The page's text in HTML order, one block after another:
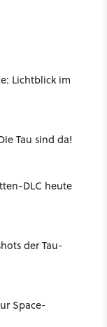
Lichtblick im
Tau sind da!
DLC heute
der Tau-
Space-